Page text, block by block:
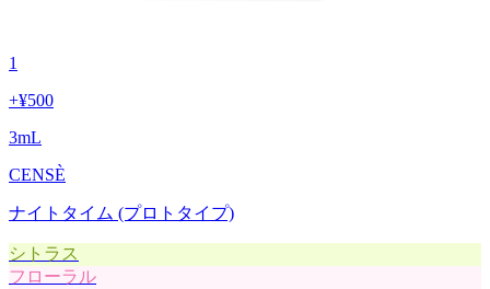
1
+¥500
3mL
CENSÈ
ナイトタイム (プロトタイプ)
シトラス
フローラル